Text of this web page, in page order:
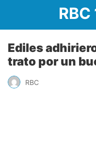
Ediles
trato por un
RBC